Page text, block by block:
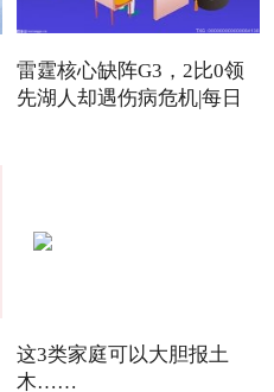
雷霆核心缺阵G3，2比0领
先湖人却遇伤病危机|每日
这3类家庭可以大胆报土
木……